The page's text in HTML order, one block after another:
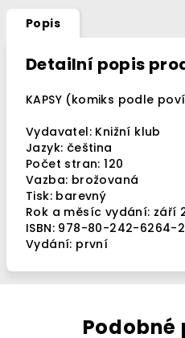
Popis
Detailní popis
KAPSY (komiks podle
Vydavatel: Knižní klub
Jazyk: čeština
Počet stran: 120
Vazba: brožovaná
Tisk: barevný
Rok a měsíc vydání: září
ISBN: 978-80-242-6264-2
Vydání: první